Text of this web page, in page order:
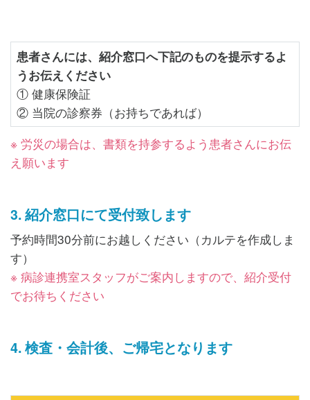
患者さんには、紹介窓口へ下記のものを提示するよ
うお伝えください
① 健康保険証
② 当院の診察券（お持ちであれば）
※ 労災の場合は、書類を持参するよう患者さんにお伝
え願います
3. 紹介窓口にて受付致します
予約時間30分前にお越しください（カルテを作成しま
す）
※ 病診連携室スタッフがご案内しますので、紹介受付
でお待ちください
4. 検査・会計後、ご帰宅となります